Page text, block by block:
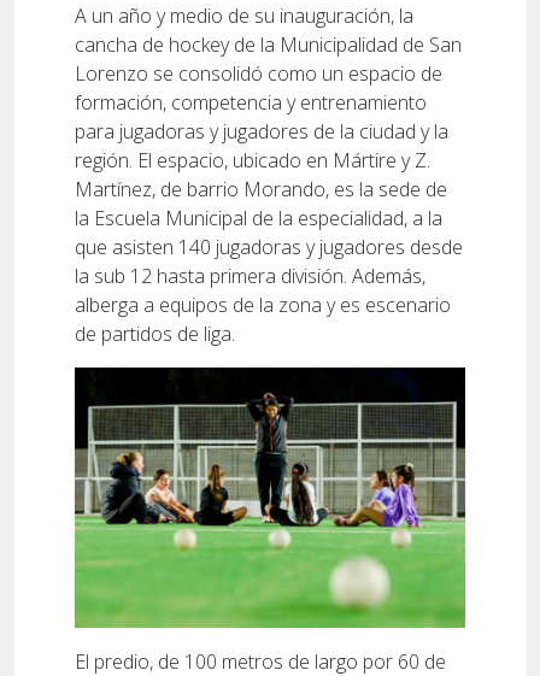
A un año y medio de su inauguración, la
cancha de hockey de la Municipalidad de San
Lorenzo se consolidó como un espacio de
formación, competencia y entrenamiento
para jugadoras y jugadores de la ciudad y la
región. El espacio, ubicado en Mártire y Z.
Martínez, de barrio Morando, es la sede de
la Escuela Municipal de la especialidad, a la
que asisten 140 jugadoras y jugadores desde
la sub 12 hasta primera división. Además,
alberga a equipos de la zona y es escenario
de partidos de liga.
El predio, de 100 metros de largo por 60 de